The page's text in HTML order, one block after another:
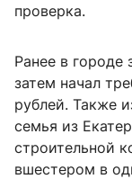
проверка.
Ранее в городе
затем начал
рублей. Также
семья из
строительной
вшестером в